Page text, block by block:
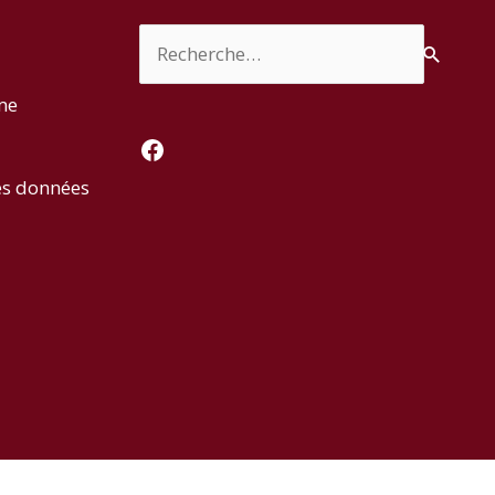
données
Facebook